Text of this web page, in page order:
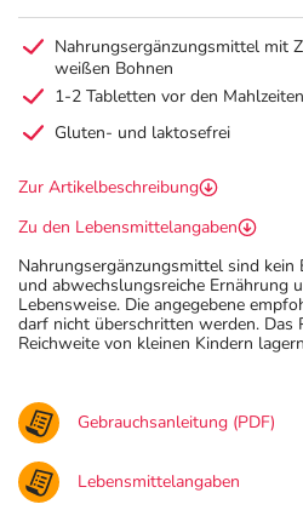
Nahrungsergänzungsmittel mit
weißen Bohnen
1-2 Tabletten vor den Mahlzeiten
Gluten- und laktosefrei
Zur Artikelbeschreibung
Zu den Lebensmittelangaben
Nahrungsergänzungsmittel sind kein
und abwechslungsreiche Ernährung
Lebensweise. Die angegebene
darf nicht überschritten werden. Das
Reichweite von kleinen Kindern
Gebrauchsanleitung (PDF)
Lebensmittelangaben